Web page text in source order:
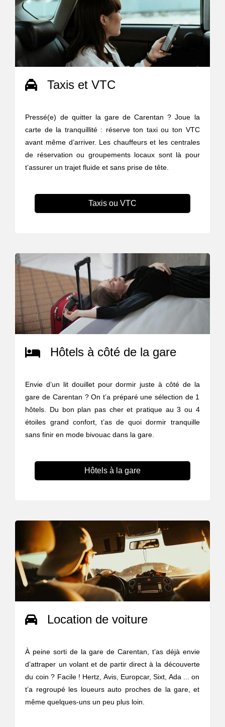
Taxis et VTC
Pressé(e) de quitter la gare de Carentan ? Joue la
carte de la tranquillité : réserve ton taxi ou ton VTC
avant même d’arriver. Les chauffeurs et les centrales
de réservation ou groupements locaux sont là pour
t’assurer un trajet fluide et sans prise de tête.
Taxis ou VTC
Hôtels à côté de la gare
Envie d’un lit douillet pour dormir juste à côté de la
gare de Carentan ? On t’a préparé une sélection de 1
hôtels. Du bon plan pas cher et pratique au 3 ou 4
étoiles grand confort, t’as de quoi dormir tranquille
sans finir en mode bivouac dans la gare.
Hôtels à la gare
Location de voiture
À peine sorti de la gare de Carentan, t’as déjà envie
d’attraper un volant et de partir direct à la découverte
du coin ? Facile ! Hertz, Avis, Europcar, Sixt, Ada ... on
t’a regroupé les loueurs auto proches de la gare, et
même quelques-uns un peu plus loin.